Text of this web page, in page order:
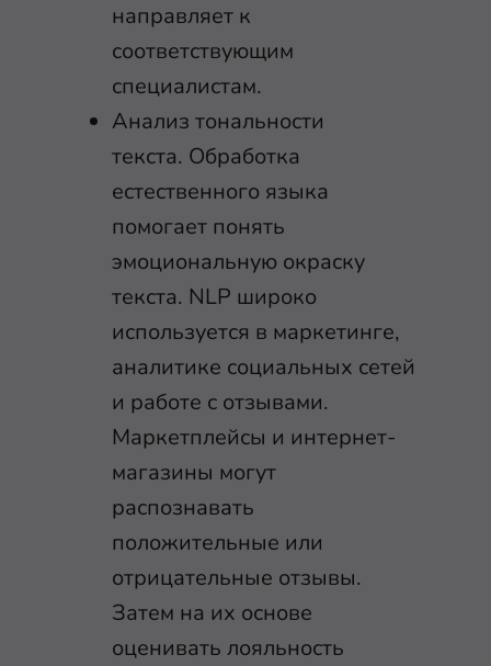
направляет к
соответствующим
специалистам.
Анализ тональности
текста. Обработка
естественного языка
помогает понять
эмоциональную окраску
текста. NLP широко
используется в маркетинге,
аналитике социальных сетей
и работе с отзывами.
Маркетплейсы и интернет-
магазины могут
распознавать
положительные или
отрицательные отзывы.
Затем на их основе
оценивать лояльность